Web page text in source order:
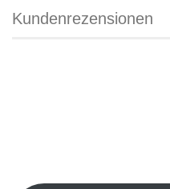
Kundenrezensionen